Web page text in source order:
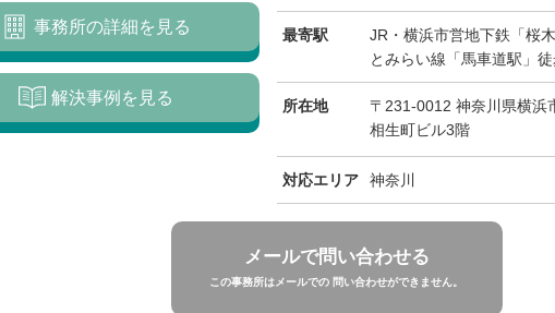
最寄駅
JR・横浜市営地下鉄「桜
とみらい線「馬車道駅」
所在地
〒231-0012 神奈川県横浜
相生町ビル3階
対応エリア 神奈川
事務所の詳細を見る
解決事例を見る
メールで問い合わせる
この事務所はメールでの 問い合わせができません。